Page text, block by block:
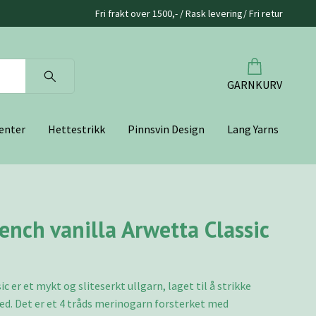
Fri frakt over 1500,- / Rask levering/ Fri retur
GARNKURV
Hettestrikk Pinnsvin Design
Lang Yarns
vanilla Arwetta Classic
er et mykt og sliteserkt ullgarn, laget til å strikke
Det er et 4 tråds merinogarn forsterket med